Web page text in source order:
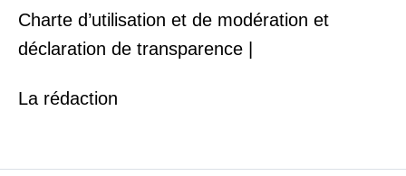
Charte d’utilisation et de modération et
déclaration de transparence |
La rédaction